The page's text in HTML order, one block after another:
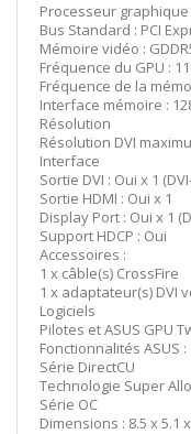
Processeur graphique
Bus Standard : PCI
Mémoire vidéo :
Fréquence du GPU :
Fréquence de la
Interface mémoire :
Résolution
Résolution DVI
Interface
Sortie DVI : Oui x 1
Sortie HDMI : Oui x 1
Display Port : Oui x 1
Support HDCP : Oui
Accessoires :
1 x câble(s) CrossFire
1 x adaptateur(s) DVI
Logiciels
Pilotes et ASUS GPU
Fonctionnalités ASUS :
Série DirectCU
Technologie Super
Série OC
Dimensions : 8.5 x 5.1